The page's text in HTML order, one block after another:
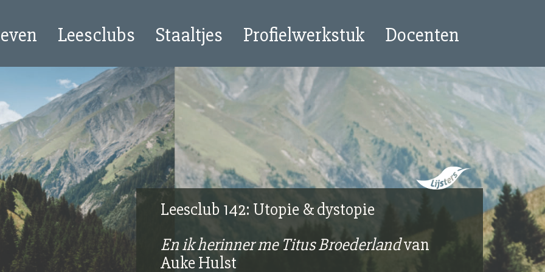
Leesclubs Staaltjes Profielwerkstuk Docenten
Leesclub 142: Utopie & dystopie
En ik herinner me Titus Broederlandvan
Auke Hulst